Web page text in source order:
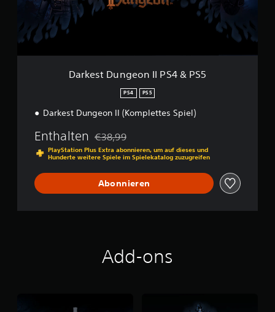
o
Darkest Dungeon II PS4 & PS5
PS4 PS5
Darkest Dungeon II (Komplettes Spiel)
Enthalten Preisnachlass gegenüber dem Originalpreis
€38,99
PlayStation Plus Extra abonnieren, um auf dieses und
Hunderte weitere Spiele im Spielekatalog zuzugreifen
Abonnieren
Add-ons